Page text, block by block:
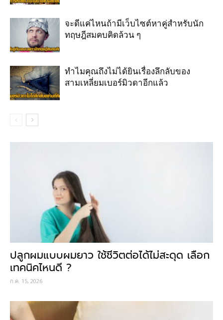
จะดีแค่ไหนถ้ามีเว็บไซต์หาคู่สำหรับนัก
ทฤษฎีสมคบคิดล้วน ๆ
ทำไมคุณถึงไม่ได้ยินเรื่องลึกลับของ
สามเหลี่ยมเบอร์มิวดาอีกแล้ว
ปลูกผมแบบผมยาว ใช้ชีวิตต่อได้ไม่สะดุด เลือก
เทคนิคไหนดี ?
ก.ค. 15, 2026